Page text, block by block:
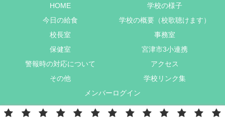
HOME
学校の様子
今日の給食
学校の概要（校歌聴けます）
校長室
事務室
保健室
宮津市3小連携
警報時の対応について
アクセス
その他
学校リンク集
メンバーログイン
Copyright © 2022 宮津市立吉津小学校 All Rights Reserved.